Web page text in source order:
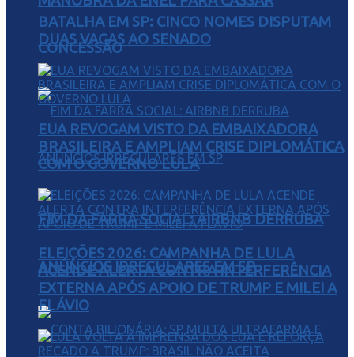
CONCESSÃO
FIM DA FARRA SOCIAL: AIRBNB DERRUBA
ANÚNCIOS IRREGULARES EM SP
BATALHA EM SP: CINCO NOMES DISPUTAM
DUAS VAGAS AO SENADO
EUA REVOGAM VISTO DA EMBAIXADORA
BRASILEIRA E AMPLIAM CRISE DIPLOMÁTICA
COM O GOVERNO LULA
ELEIÇÕES 2026: CAMPANHA DE LULA
ACENDE ALERTA CONTRA INTERFERÊNCIA
EXTERNA APÓS APOIO DE TRUMP E MILEI A
FLÁVIO